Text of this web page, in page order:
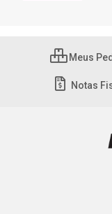
Meus
Notas